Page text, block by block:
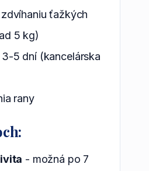
ťažkých
5 kg)
5 dní (kancelárska
rany
- možná po 7